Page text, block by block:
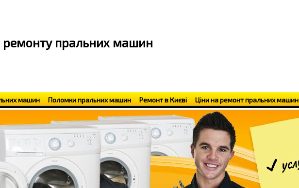
ремонту пральних машин
машин Поломки пральних машин Ремонт в Києві Ціни на ремонт пральних машин